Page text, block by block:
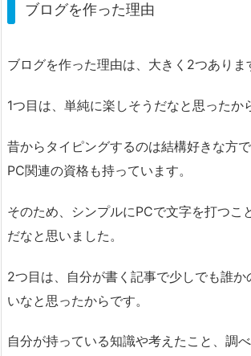
ブログを作った理由
ブログを作った理由は、大きく2つありま
1つ目は、単純に楽しそうだなと思ったか
昔からタイピングするのは結構好きな方
PC関連の資格も持っています。
そのため、シンプルにPCで文字を打つこ
だなと思いました。
2つ目は、自分が書く記事で少しでも誰か
いなと思ったからです。
自分が持っている知識や考えたこと、調